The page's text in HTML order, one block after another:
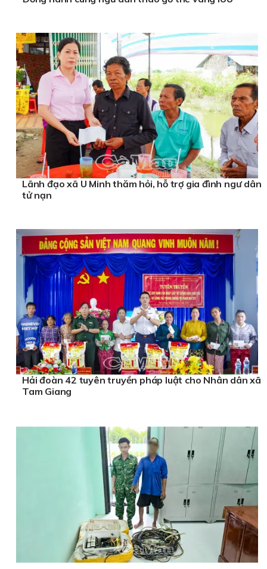
Lãnh đạo xã U Minh thăm hỏi, hỗ trợ gia đình ngư dân
tử nạn
Hải đoàn 42 tuyên truyền pháp luật cho Nhân dân xã
Tam Giang